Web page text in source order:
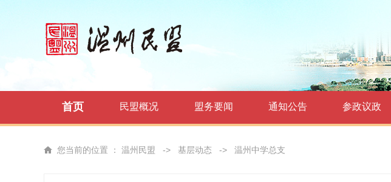
首页 民盟概况 盟务要闻 通知公告 参政议政
您当前的位置 ： 温州民盟 -> 基层动态 -> 温州中学总支